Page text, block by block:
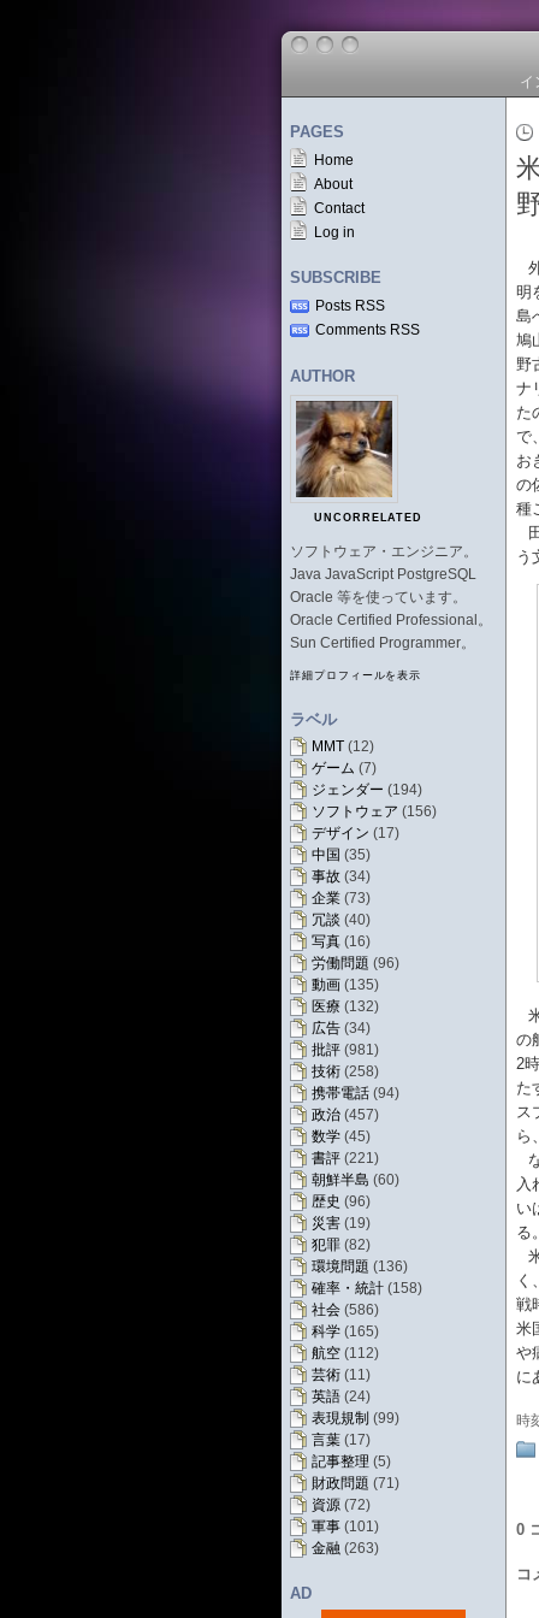
イ
PAGES
Home
About
Contact
Log in
SUBSCRIBE
Posts RSS
Comments RSS
AUTHOR
UNCORRELATED
ソフトウェア・エンジニア。
Java JavaScript PostgreSQL
Oracle 等を使っています。
Oracle Certified Professional。
Sun Certified Programmer。
詳細プロフィールを表示
ラベル
MMT (12)
ゲーム (7)
ジェンダー (194)
ソフトウェア (156)
デザイン (17)
中国 (35)
事故 (34)
企業 (73)
冗談 (40)
写真 (16)
労働問題 (96)
動画 (135)
医療 (132)
広告 (34)
批評 (981)
技術 (258)
携帯電話 (94)
政治 (457)
数学 (45)
書評 (221)
朝鮮半島 (60)
歴史 (96)
災害 (19)
犯罪 (82)
環境問題 (136)
確率・統計 (158)
社会 (586)
科学 (165)
航空 (112)
芸術 (11)
英語 (24)
表現規制 (99)
言葉 (17)
記事整理 (5)
財政問題 (71)
資源 (72)
軍事 (101)
金融 (263)
AD
明
島
鳩
野
ナ
た
で
お
の
種
う
の
2
た
ス
ら
入
い
る
く
戦
米
や
に
時
0
コ